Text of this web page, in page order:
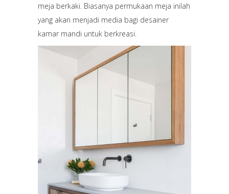
meja berkaki. Biasanya permukaan meja inilah
yang akan menjadi media bagi desainer
kamar mandi untuk berkreasi.